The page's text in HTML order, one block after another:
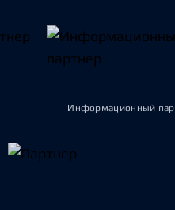
Информационный